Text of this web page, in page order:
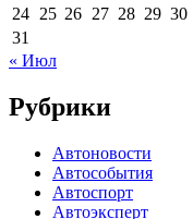
24 25 26 27 28 29 30
31
« Июл
Рубрики
Автоновости
Автособытия
Автоспорт
Автоэксперт